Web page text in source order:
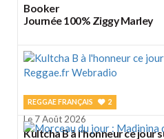
Booker
Journée 100% Ziggy Marley
REGGAE FRANÇAIS 2
Le 7 Août 2026
Kultcha B à l'honneur ce jour